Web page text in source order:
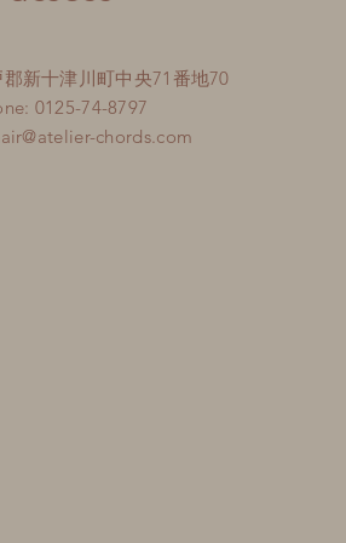
新十津川町中央71番地70
0125-74-8797
chords.com